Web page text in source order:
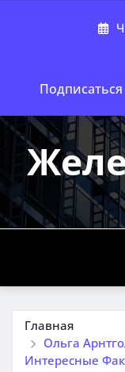
Подписаться
Главная
Ольга
Интересные